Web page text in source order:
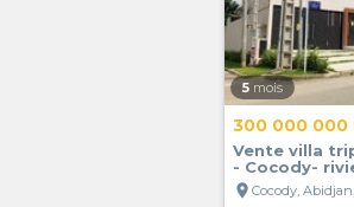
5 mois
300 000 000
Vente villa
- Cocody-
location_on Cocody,